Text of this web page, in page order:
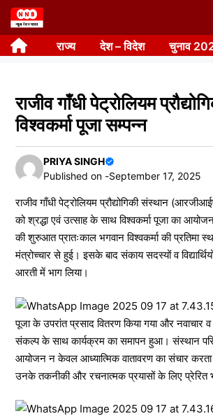
Skip
to
content राज्य देश – विदेश चुनाव
राजीव गाँधी पेट्रोलियम
विश्वकर्मा पूजा सम्पन्न
PRIYA SINGH
Published on -September 17, 2025
राजीव गाँधी पेट्रोलियम प्रौद्योगिकी संस्थान
को श्रद्धा एवं उत्साह के साथ विश्वकर्मा पूजा का
की शुरुआत प्रातःकाल भगवान विश्वकर्मा की प्रतिमा
मंत्रोच्चार से हुई। इसके बाद संकाय सदस्यों व
आरती में भाग लिया।
पूजा के उपरांत प्रसाद वितरण किया गया और नवाचार
संकल्प के साथ कार्यक्रम का समापन हुआ। संस्थान
आयोजन न केवल आध्यात्मिक वातावरण का संचार करता है,
उनके तकनीकी और रचनात्मक प्रयासों के लिए प्रेरित